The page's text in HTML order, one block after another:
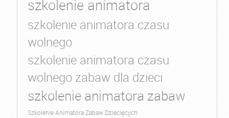
szkolenie animatora
szkolenie animatora czasu
wolnego
szkolenie animatora czasu
wolnego zabaw dla dzieci
szkolenie animatora zabaw
Szkolenie Animatora Zabaw Dziecięcych